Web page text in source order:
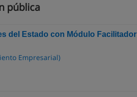
pública
del Estado con Módulo Facilitador
Empresarial)